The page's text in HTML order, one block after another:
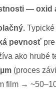
— oxid
pevnosť
ako hrubé
(proces
film →